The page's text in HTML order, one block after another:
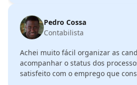
Contabilista
Achei muito fácil organizar as
acompanhar o status dos
satisfeito com o emprego que